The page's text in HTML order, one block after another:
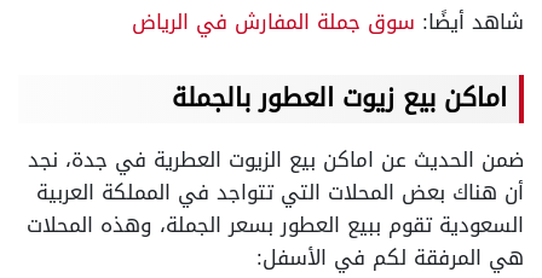
شاهد أيضًا: سوق جملة المفارش في الرياض
اماكن بيع زيوت العطور بالجملة
ضمن الحديث عن اماكن بيع الزيوت العطرية في جدة، نجد
أن هناك بعض المحلات التي تتواجد في المملكة العربية
السعودية تقوم ببيع العطور بسعر الجملة، وهذه المحلات
هي المرفقة لكم في الأسفل: